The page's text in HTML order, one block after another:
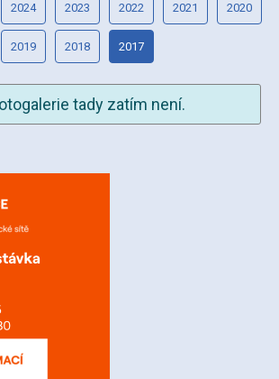
2024 2023 2022 2021 2020
2019 2018 2017
tady zatím není.